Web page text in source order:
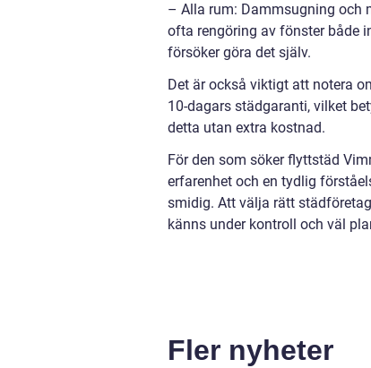
– Alla rum: Dammsugning och
ofta rengöring av fönster både
försöker göra det själv.
Det är också viktigt att notera
10-dagars städgaranti, vilket
detta utan extra kostnad.
För den som söker flyttstäd
erfarenhet och en tydlig
smidig. Att välja rätt
känns under kontroll och väl
Fler nyheter